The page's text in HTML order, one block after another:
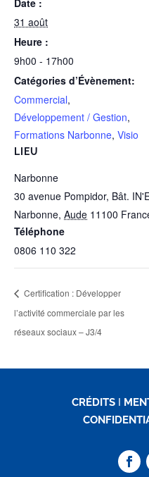
Date :
31 août
Heure :
9h00 - 17h00
Catégories d’Évènement:
Commercial,
Développement / Gestion,
Formations Narbonne, Visio
LIEU
Narbonne
30 avenue Pompidor, Bât.
Narbonne, Aude 11100
Téléphone
0806 110 322
Certification : Développer
l’activité commerciale par les
réseaux sociaux – J3/4
CRÉDITS I